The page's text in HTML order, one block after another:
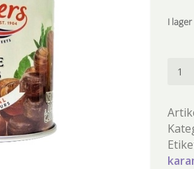
I lager
Coffee